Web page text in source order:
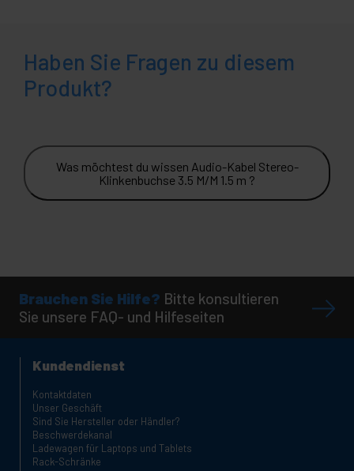
Haben Sie Fragen zu diesem
Produkt?
Was möchtest du wissen Audio-Kabel Stereo-
Klinkenbuchse 3.5 M/M 1.5 m ?
Brauchen Sie Hilfe? Bitte konsultieren
Sie unsere FAQ- und Hilfeseiten
Kundendienst
Kontaktdaten
Unser Geschäft
Sind Sie Hersteller oder Händler?
Beschwerdekanal
Ladewagen für Laptops und Tablets
Rack-Schränke